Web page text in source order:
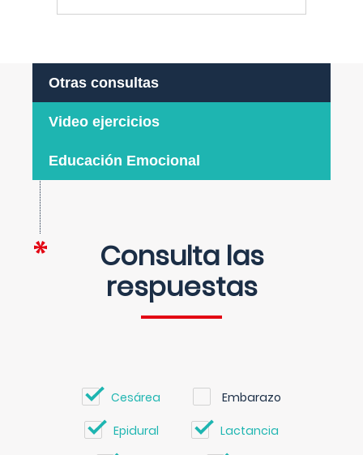
Otras consultas
Video ejercicios
Educación Emocional
Consulta las
respuestas
Cesárea Embarazo
Epidural Lactancia